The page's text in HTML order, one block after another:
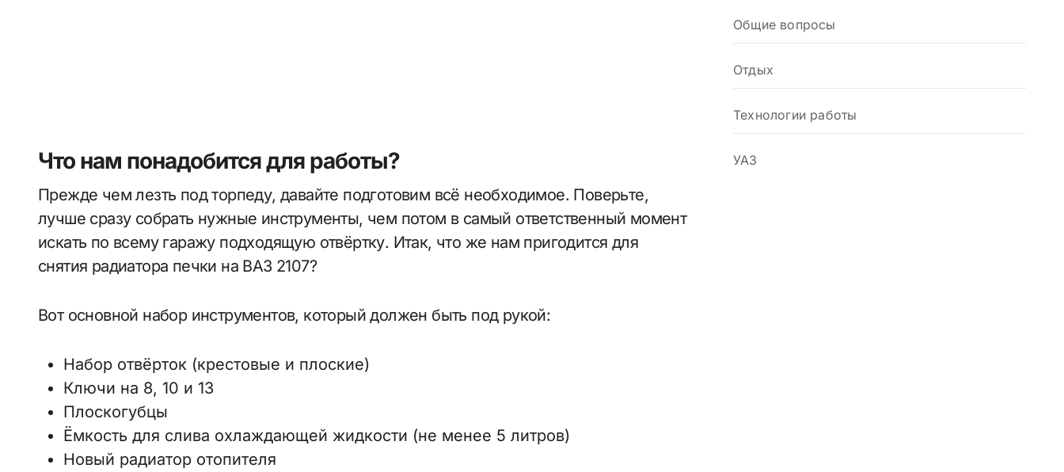
Что нам понадобится для работы?
Прежде чем лезть под торпеду, давайте подготовим всё необходимое. Поверьте,
лучше сразу собрать нужные инструменты, чем потом в самый ответственный момент
искать по всему гаражу подходящую отвёртку. Итак, что же нам пригодится для
снятия радиатора печки на ВАЗ 2107?
Вот основной набор инструментов, который должен быть под рукой:
Набор отвёрток (крестовые и плоские)
Ключи на 8, 10 и 13
Плоскогубцы
Ёмкость для слива охлаждающей жидкости (не менее 5 литров)
Новый радиатор отопителя
Общие вопросы
Отдых
Технологии работы
УАЗ